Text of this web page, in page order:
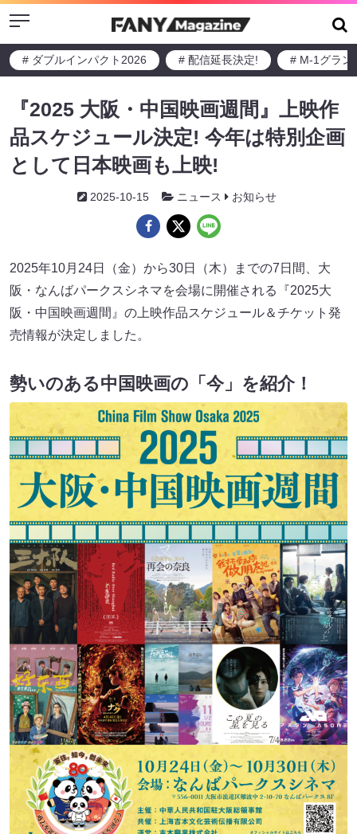
Menu
# ダブルインパクト2026 # 配信延長決定! # M-1グラン
『2025 大阪・中国映画週間』上映作
品スケジュール決定! 今年は特別企画
として日本映画も上映!
2025-10-15 ニュース お知らせ
2025年10月24日（金）から30日（木）までの7日間、大
阪・なんばパークスシネマを会場に開催される『2025大
阪・中国映画週間』の上映作品スケジュール＆チケット発
売情報が決定しました。
勢いのある中国映画の「今」を紹介！